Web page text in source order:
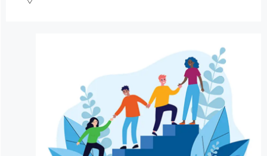
USAHA TERBAIK KAMI UNTUK KAMU
TERIMA KASIH ATAS WAKTU
LUANG KAMU